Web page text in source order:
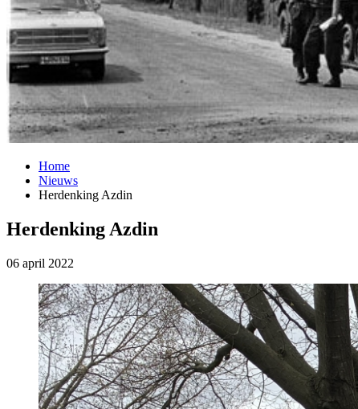
Home
Nieuws
Herdenking Azdin
Herdenking Azdin
06 april 2022